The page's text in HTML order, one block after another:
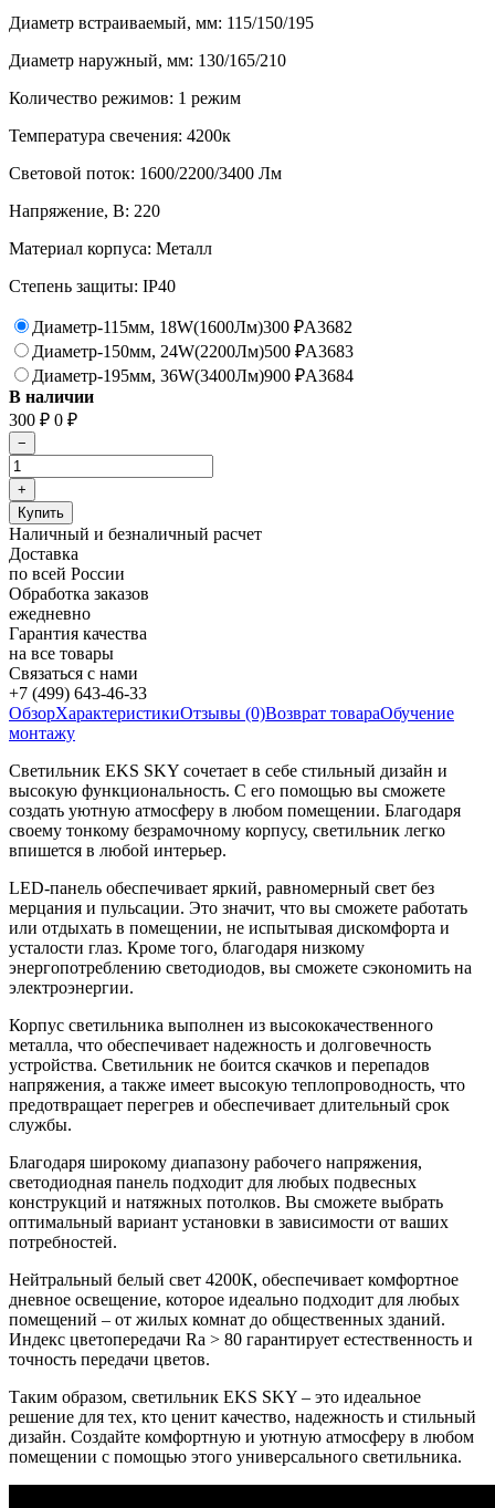
Диаметр встраиваемый, мм: 115/150/195
Диаметр наружный, мм: 130/165/210
Количество режимов: 1 режим
Температура свечения: 4200к
Световой поток: 1600/2200/3400 Лм
Напряжение, В: 220
Материал корпуса: Металл
Степень защиты: IP40
Диаметр-115мм, 18W(1600Лм)300 ₽A3682
Диаметр-150мм, 24W(2200Лм)500 ₽A3683
Диаметр-195мм, 36W(3400Лм)900 ₽A3684
В наличии
300 ₽ 0 ₽
Наличный и безналичный расчет
Доставка
по всей России
Обработка заказов
ежедневно
Гарантия качества
на все товары
Связаться с нами
+7 (499) 643-46-33
ОбзорХарактеристикиОтзывы (0)Возврат товараОбучение
монтажу
Светильник EKS SKY сочетает в себе стильный дизайн и
высокую функциональность. С его помощью вы сможете
создать уютную атмосферу в любом помещении. Благодаря
своему тонкому безрамочному корпусу, светильник легко
впишется в любой интерьер.
LED-панель обеспечивает яркий, равномерный свет без
мерцания и пульсации. Это значит, что вы сможете работать
или отдыхать в помещении, не испытывая дискомфорта и
усталости глаз. Кроме того, благодаря низкому
энергопотреблению светодиодов, вы сможете сэкономить на
электроэнергии.
Корпус светильника выполнен из высококачественного
металла, что обеспечивает надежность и долговечность
устройства. Светильник не боится скачков и перепадов
напряжения, а также имеет высокую теплопроводность, что
предотвращает перегрев и обеспечивает длительный срок
службы.
Благодаря широкому диапазону рабочего напряжения,
светодиодная панель подходит для любых подвесных
конструкций и натяжных потолков. Вы сможете выбрать
оптимальный вариант установки в зависимости от ваших
потребностей.
Нейтральный белый свет 4200К, обеспечивает комфортное
дневное освещение, которое идеально подходит для любых
помещений – от жилых комнат до общественных зданий.
Индекс цветопередачи Ra > 80 гарантирует естественность и
точность передачи цветов.
Таким образом, светильник EKS SKY – это идеальное
решение для тех, кто ценит качество, надежность и стильный
дизайн. Создайте комфортную и уютную атмосферу в любом
помещении с помощью этого универсального светильника.